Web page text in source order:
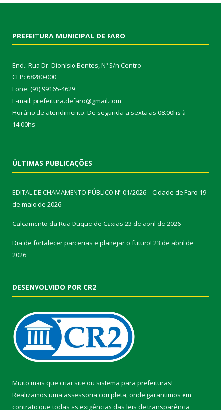
PREFEITURA MUNICIPAL DE FARO
End.: Rua Dr. Dionísio Bentes, Nº S/n Centro
CEP: 68280-000
Fone: (93) 99165-4629
E-mail: prefeitura.defaro@gmail.com
Horário de atendimento: De segunda a sexta as 08:00hs à
14:00hs
ÚLTIMAS PUBLICAÇÕES
EDITAL DE CHAMAMENTO PÚBLICO Nº 01/2026 – Cidade de Faro 19
de maio de 2026
Calçamento da Rua Duque de Caxias 23 de abril de 2026
Dia de fortalecer parcerias e planejar o futuro! 23 de abril de
2026
DESENVOLVIDO POR CR2
Muito mais que criar site ou sistema para prefeituras!
Realizamos uma assessoria completa, onde garantimos em
contrato que todas as exigências das leis de transparência